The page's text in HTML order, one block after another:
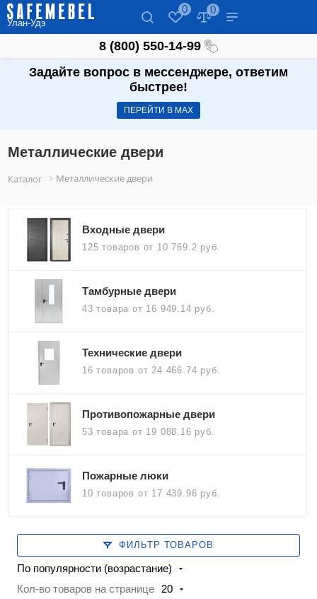
Улан-Удэ
0 0
8 (800) 550-14-99
Задайте вопрос в мессенджере, ответим
быстрее!
ПЕРЕЙТИ В МАХ
Металлические двери
Каталог Металлические двери
Входные двери
125 товаров от 10 769.2 руб.
Тамбурные двери
43 товара от 16 949.14 руб.
Технические двери
16 товаров от 24 466.74 руб.
Противопожарные двери
53 товара от 19 088.16 руб.
Пожарные люки
10 товаров от 17 439.96 руб.
ФИЛЬТР ТОВАРОВ
По популярности (возрастание)
Кол-во товаров на странице
20